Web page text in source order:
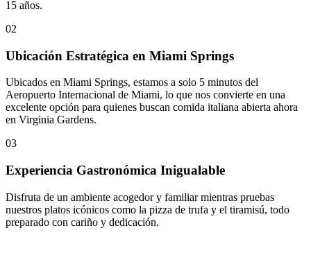
15 años.
02
Ubicación Estratégica en Miami Springs
Ubicados en Miami Springs, estamos a solo 5 minutos del
Aeropuerto Internacional de Miami, lo que nos convierte en una
excelente opción para quienes buscan comida italiana abierta ahora
en Virginia Gardens.
03
Experiencia Gastronómica Inigualable
Disfruta de un ambiente acogedor y familiar mientras pruebas
nuestros platos icónicos como la pizza de trufa y el tiramisú, todo
preparado con cariño y dedicación.